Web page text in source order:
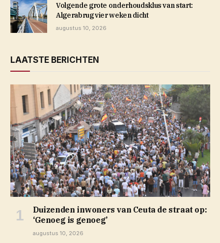
Volgende grote onderhoudsklus van start:
Algerabrug vier weken dicht
augustus 10, 2026
LAATSTE BERICHTEN
Duizenden inwoners van Ceuta de straat op:
‘Genoeg is genoeg’
augustus 10, 2026